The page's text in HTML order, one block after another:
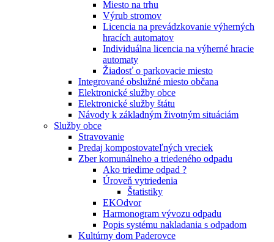
Miesto na trhu
Výrub stromov
Licencia na prevádzkovanie výherných
hracích automatov
Individuálna licencia na výherné hracie
automaty
Žiadosť o parkovacie miesto
Integrované obslužné miesto občana
Elektronické služby obce
Elektronické služby štátu
Návody k základným životným situáciám
Služby obce
Stravovanie
Predaj kompostovateľných vreciek
Zber komunálneho a triedeného odpadu
Ako triedime odpad ?
Úroveň vytriedenia
Štatistiky
EKOdvor
Harmonogram vývozu odpadu
Popis systému nakladania s odpadom
Kultúrny dom Paderovce